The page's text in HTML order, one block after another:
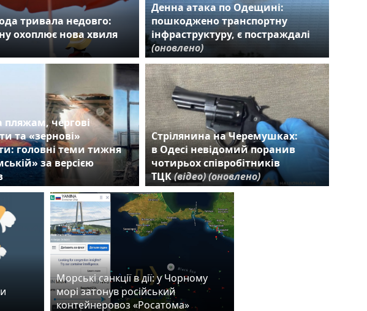
тривала недовго:
охоплює нова хвиля
Денна атака по Одещині:
пошкоджено транспортну
інфраструктуру, є постраждалі
(оновлено)
пляжам, чергові
та «зернові»
головні теми тижня
за версією
Стрілянина на Черемушках:
в Одесі невідомий поранив
чотирьох співробітників
ТЦК(відео)(оновлено)
Морські санкції в дії: у Чорному
морі затонув російський
контейнеровоз «Росатома»